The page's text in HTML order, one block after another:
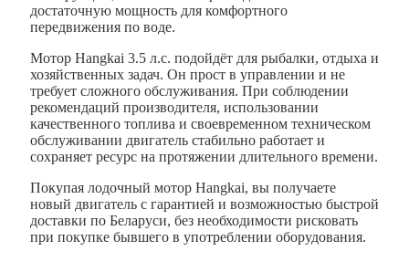
достаточную мощность для комфортного
передвижения по воде.
Мотор Hangkai 3.5 л.с. подойдёт для рыбалки, отдыха и
хозяйственных задач. Он прост в управлении и не
требует сложного обслуживания. При соблюдении
рекомендаций производителя, использовании
качественного топлива и своевременном техническом
обслуживании двигатель стабильно работает и
сохраняет ресурс на протяжении длительного времени.
Покупая лодочный мотор Hangkai, вы получаете
новый двигатель с гарантией и возможностью быстрой
доставки по Беларуси, без необходимости рисковать
при покупке бывшего в употреблении оборудования.